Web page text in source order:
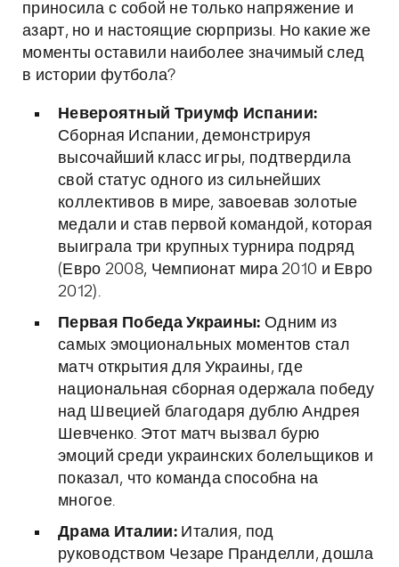
приносила с собой не только напряжение и
азарт, но и настоящие сюрпризы. Но какие же
моменты оставили наиболее значимый след
в истории футбола?
Невероятный Триумф Испании:
Сборная Испании, демонстрируя
высочайший класс игры, подтвердила
свой статус одного из сильнейших
коллективов в мире, завоевав золотые
медали и став первой командой, которая
выиграла три крупных турнира подряд
(Евро 2008, Чемпионат мира 2010 и Евро
2012).
Первая Победа Украины: Одним из
самых эмоциональных моментов стал
матч открытия для Украины, где
национальная сборная одержала победу
над Швецией благодаря дублю Андрея
Шевченко. Этот матч вызвал бурю
эмоций среди украинских болельщиков и
показал, что команда способна на
многое.
Драма Италии:Италия, под
руководством Чезаре Пранделли, дошла